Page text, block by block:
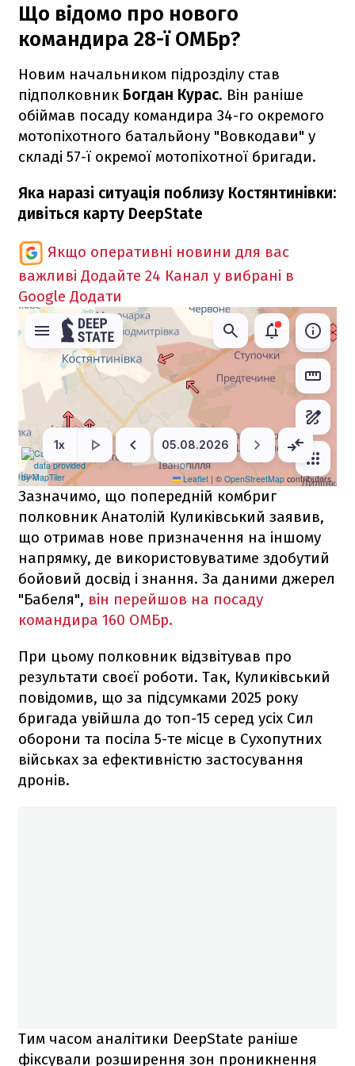
Що відомо про нового
командира 28-ї ОМБр?
Новим начальником підрозділу став
підполковник Богдан Курас. Він раніше
обіймав посаду командира 34-го окремого
мотопіхотного батальйону "Вовкодави" у
складі 57-ї окремої мотопіхотної бригади.
Яка наразі ситуація поблизу Костянтинівки:
дивіться карту DeepState
Якщо оперативні новини для вас
важливі Додайте 24 Канал у вибрані в
Google Додати
Зазначимо, що попередній комбриг
полковник Анатолій Куликівський заявив,
що отримав нове призначення на іншому
напрямку, де використовуватиме здобутий
бойовий досвід і знання. За даними джерел
"Бабеля", він перейшов на посаду
командира 160 ОМБр.
При цьому полковник відзвітував про
результати своєї роботи. Так, Куликівський
повідомив, що за підсумками 2025 року
бригада увійшла до топ-15 серед усіх Сил
оборони та посіла 5-те місце в Сухопутних
військах за ефективністю застосування
дронів.
Тим часом аналітики DeepState раніше
фіксували розширення зон проникнення